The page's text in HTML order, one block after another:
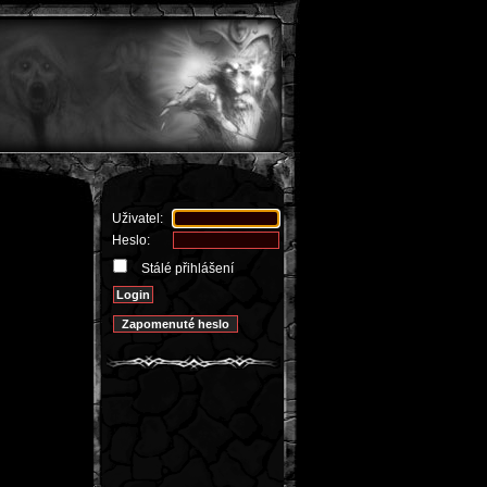
Uživatel:
Heslo:
Stálé přihlášení